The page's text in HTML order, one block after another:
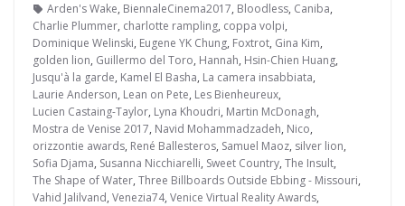
Arden's Wake, BiennaleCinema2017, Bloodless, Caniba,
Charlie Plummer, charlotte rampling, coppa volpi,
Dominique Welinski, Eugene YK Chung, Foxtrot, Gina Kim,
golden lion, Guillermo del Toro, Hannah, Hsin-Chien Huang,
Jusqu'à la garde, Kamel El Basha, La camera insabbiata,
Laurie Anderson, Lean on Pete, Les Bienheureux,
Lucien Castaing-Taylor, Lyna Khoudri, Martin McDonagh,
Mostra de Venise 2017, Navid Mohammadzadeh, Nico,
orizzontie awards, René Ballesteros, Samuel Maoz, silver lion,
Sofia Djama, Susanna Nicchiarelli, Sweet Country, The Insult,
The Shape of Water, Three Billboards Outside Ebbing - Missouri,
Vahid Jalilvand, Venezia74, Venice Virtual Reality Awards,